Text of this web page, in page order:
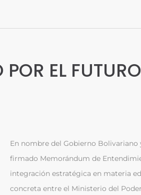
EL
En nombre del Gobierno
firmado Memorándum de
integración estratégica en materia
concreta entre el Ministerio del